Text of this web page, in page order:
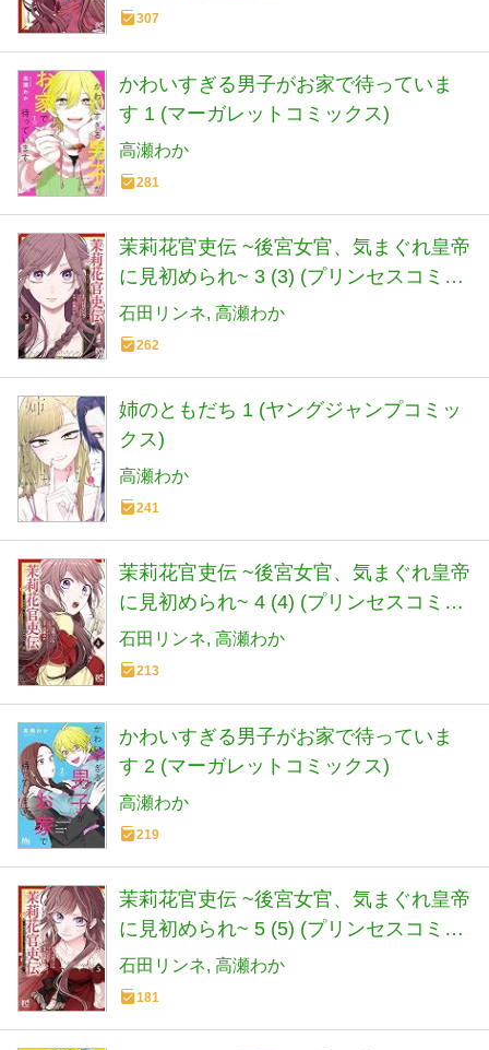
307
かわいすぎる男子がお家で待っていま
す 1 (マーガレットコミックス)
高瀬わか
281
茉莉花官吏伝 ~後宮女官、気まぐれ皇帝
に見初められ~ 3 (3) (プリンセスコミッ
クス)
石田リンネ 高瀬わか
262
姉のともだち 1 (ヤングジャンプコミッ
クス)
高瀬わか
241
茉莉花官吏伝 ~後宮女官、気まぐれ皇帝
に見初められ~ 4 (4) (プリンセスコミッ
クス)
石田リンネ 高瀬わか
213
かわいすぎる男子がお家で待っていま
す 2 (マーガレットコミックス)
高瀬わか
219
茉莉花官吏伝 ~後宮女官、気まぐれ皇帝
に見初められ~ 5 (5) (プリンセスコミッ
クス)
石田リンネ 高瀬わか
181